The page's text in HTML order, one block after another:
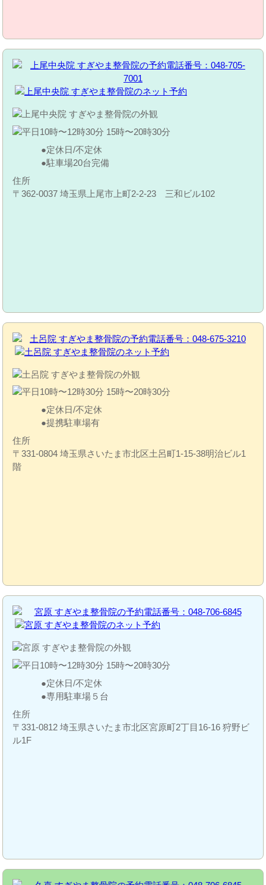
定休日/不定休
駐車場20台完備
住所
〒362-0037 埼玉県上尾市上町2-2-23 三和ビル102
定休日/不定休
提携駐車場有
住所
〒331-0804 埼玉県さいたま市北区土呂町1-15-38明治ビル1
階
定休日/不定休
専用駐車場５台
住所
〒331-0812 埼玉県さいたま市北区宮原町2丁目16-16 狩野ビ
ル1F